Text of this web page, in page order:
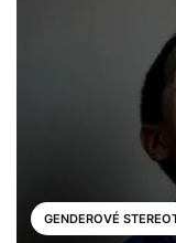
GENDEROVÉ